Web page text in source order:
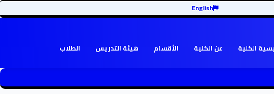
English
الكلية عن الكلية الأقسام هيئة التدريس الطلاب